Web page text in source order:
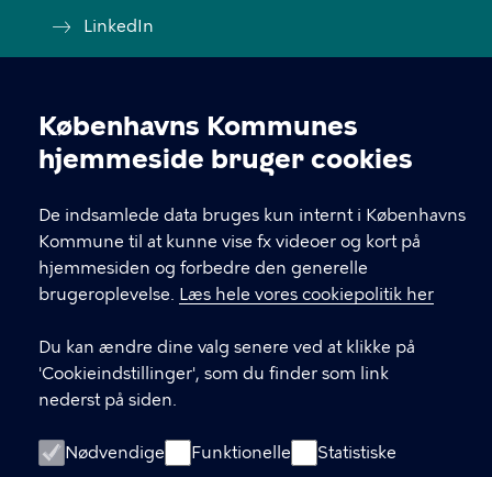
Cookieindstillinger
Københavns Kommunes
hjemmeside bruger cookies
De indsamlede data bruges kun internt i Københavns
Kommune til at kunne vise fx videoer og kort på
hjemmesiden og forbedre den generelle
brugeroplevelse. Læs hele vores cookiepolitik her
Du kan ændre dine valg senere ved at klikke på
'Cookieindstillinger', som du finder som link
nederst på siden.
Nødvendige Funktionelle Statistiske
LinkedIn
Handelsbetingelser
Skoletjenesten
Tilgængelighedserklæring
Cookiepolitik
Cookieindstillinger